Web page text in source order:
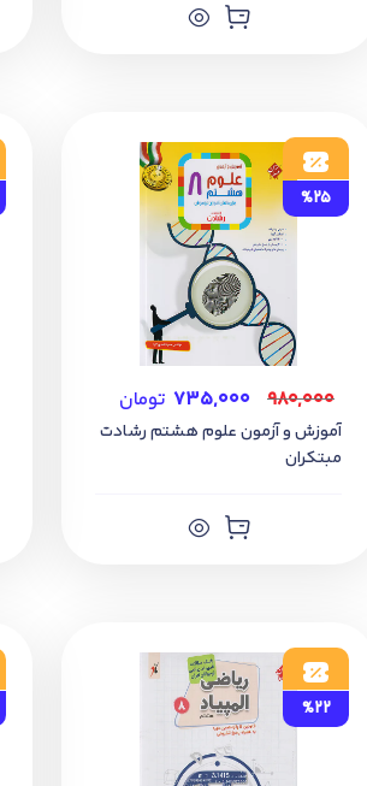
%25
۹۸۰,۰۰۰ ۷۳۵,۰۰۰ تومان
آموزش و آزمون علوم هشتم رشادت
مبتکران
%22